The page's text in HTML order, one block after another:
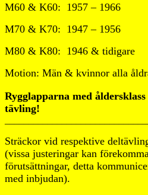
M60 & K60: 1957 – 1966
M70 & K70: 1947 – 1956
M80 & K80: 1946 & tidigare
Motion: Män & kvinnor alla
Rygglapparna med
tävling!
Sträckor vid respektive
(vissa justeringar kan
förutsättningar, detta
med inbjudan).